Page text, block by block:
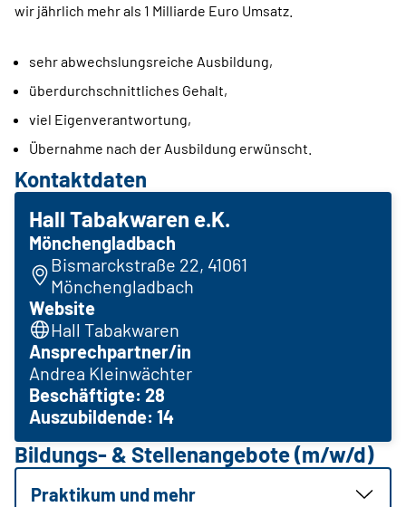
wir jährlich mehr als 1 Milliarde Euro Umsatz.
sehr abwechslungsreiche Ausbildung,
überdurchschnittliches Gehalt,
viel Eigenverantwortung,
Übernahme nach der Ausbildung erwünscht.
Kontaktdaten
Hall Tabakwaren e.K.
Mönchengladbach
Bismarckstraße 22, 41061
Mönchengladbach
Website
Hall Tabakwaren
Ansprechpartner/in
Andrea Kleinwächter
Beschäftigte: 28
Auszubildende: 14
Bildungs- & Stellenangebote (m/w/d)
Praktikum und mehr